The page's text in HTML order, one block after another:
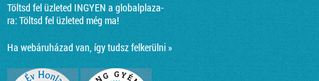
Töltsd fel üzleted INGYEN a globalplaza-
ra:Töltsd fel üzleted még ma!
Ha webáruházad van, így tudsz felkerülni »